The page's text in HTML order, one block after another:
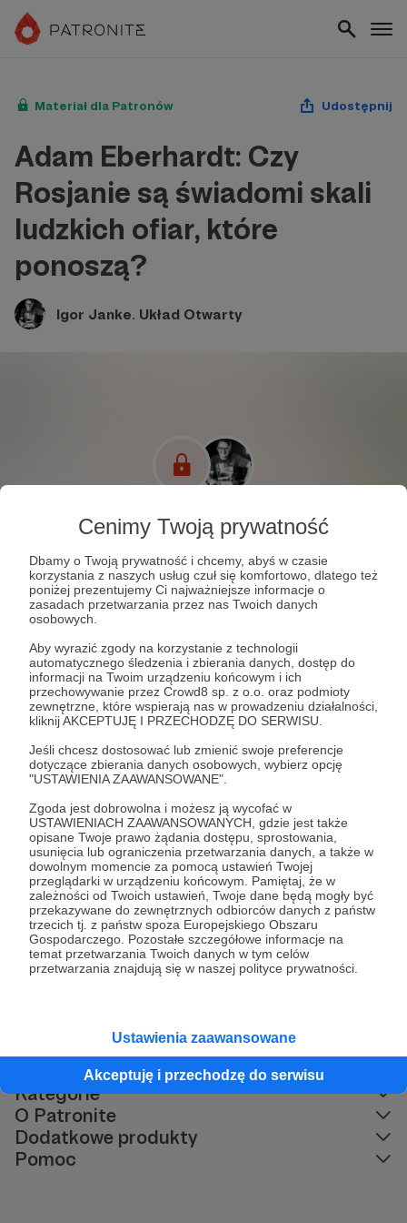
Cenimy Twoją prywatność
Dbamy o Twoją prywatność i chcemy, abyś w czasie
korzystania z naszych usług czuł się komfortowo, dlatego też
poniżej prezentujemy Ci najważniejsze informacje o
zasadach przetwarzania przez nas Twoich danych
osobowych.
Aby wyrazić zgody na korzystanie z technologii
automatycznego śledzenia i zbierania danych, dostęp do
informacji na Twoim urządzeniu końcowym i ich
przechowywanie przez Crowd8 sp. z o.o. oraz podmioty
zewnętrzne, które wspierają nas w prowadzeniu działalności,
kliknij AKCEPTUJĘ I PRZECHODZĘ DO SERWISU.
Jeśli chcesz dostosować lub zmienić swoje preferencje
dotyczące zbierania danych osobowych, wybierz opcję
"USTAWIENIA ZAAWANSOWANE".
Zgoda jest dobrowolna i możesz ją wycofać w
USTAWIENIACH ZAAWANSOWANYCH, gdzie jest także
opisane Twoje prawo żądania dostępu, sprostowania,
usunięcia lub ograniczenia przetwarzania danych, a także w
dowolnym momencie za pomocą ustawień Twojej
przeglądarki w urządzeniu końcowym. Pamiętaj, że w
zależności od Twoich ustawień, Twoje dane będą mogły być
przekazywane do zewnętrznych odbiorców danych z państw
trzecich tj. z państw spoza Europejskiego Obszaru
Gospodarczego. Pozostałe szczegółowe informacje na
temat przetwarzania Twoich danych w tym celów
przetwarzania znajdują się w naszej polityce prywatności.
Ustawienia zaawansowane
Akceptuję i przechodzę do serwisu
Materiał dla Patronów Udostępnij
Adam Eberhardt: Czy
Rosjanie są świadomi skali
ludzkich ofiar, które
ponoszą?
Igor Janke. Układ Otwarty
56wyświetleń
Komentarze
Tadeusz Chelkowski
3 lata temu
swietne!
Kategorie
O Patronite
Dodatkowe produkty
Pomoc